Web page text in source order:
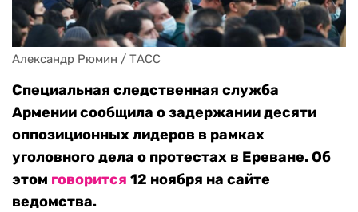
Александр Рюмин / ТАСС
Специальная следственная служба
Армении сообщила о задержании десяти
оппозиционных лидеров в рамках
уголовного дела о протестах в Ереване. Об
этом говорится 12 ноября на сайте
ведомства.